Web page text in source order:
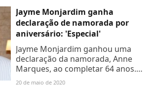
tecnologia para driblar a
distância,...
Jayme Monjardim ganha
declaração de namorada por
aniversário: 'Especial'
Jayme Monjardim ganhou uma
declaração da namorada, Anne
Marques, ao completar 64 anos.
Em foto publicada no Instagram, a
20 de maio de 2020